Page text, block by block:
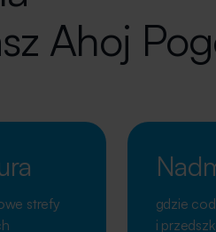
Ahoj
strefy
gdzie
i